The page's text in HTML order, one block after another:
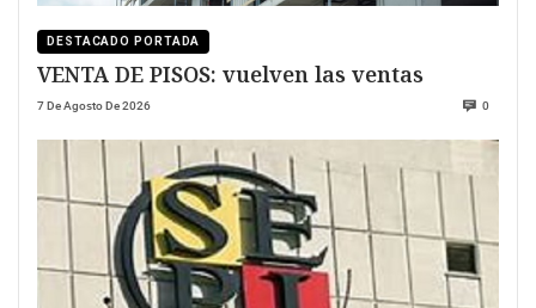
DESTACADO PORTADA
VENTA DE PISOS: vuelven las ventas
7 De Agosto De 2026 0